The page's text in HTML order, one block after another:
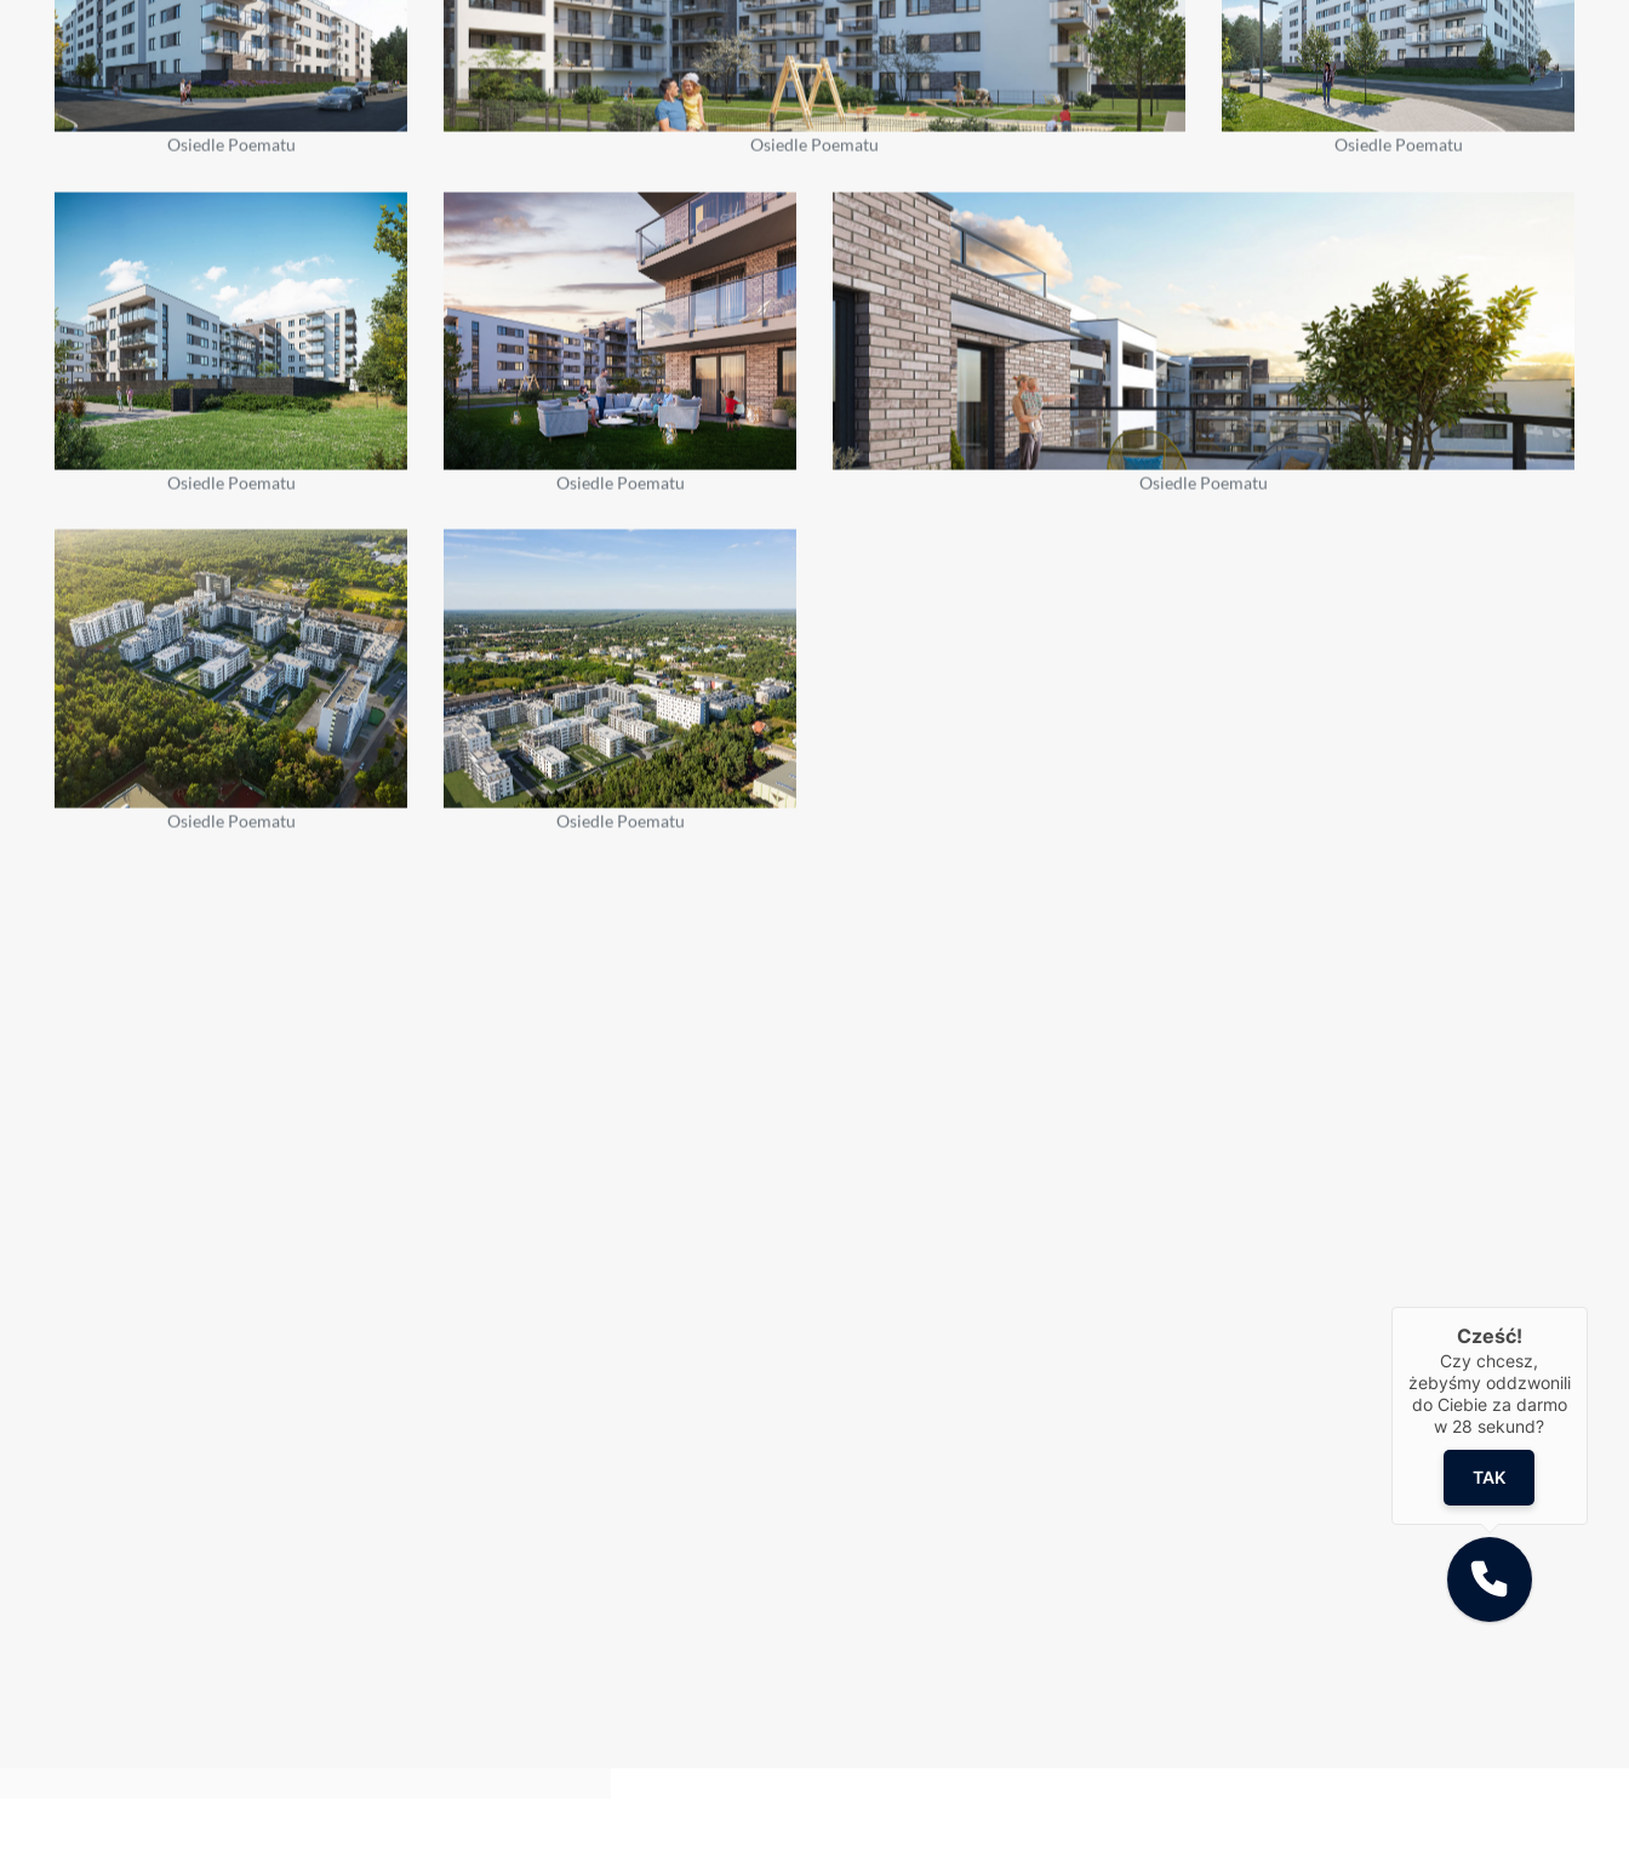
Osiedle Poematu Osiedle Poematu Osiedle Poematu
Osiedle Poematu Osiedle Poematu Osiedle Poematu
Osiedle Poematu Osiedle Poematu
Cześć!
Czy chcesz,
żebyśmy oddzwonili
do Ciebie za darmo
w 28 sekund?
TAK